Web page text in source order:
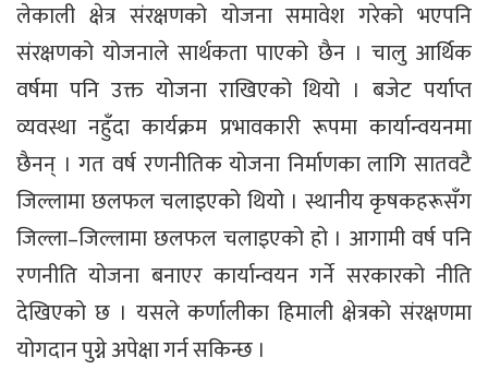
लेकाली क्षेत्र संरक्षणको योजना समावेश गरेको भएपनि
संरक्षणको योजनाले सार्थकता पाएको छैन । चालु आर्थिक
वर्षमा पनि उक्त योजना राखिएको थियो । बजेट पर्याप्त
व्यवस्था नहुँदा कार्यक्रम प्रभावकारी रूपमा कार्यान्वयनमा
छैनन् । गत वर्ष रणनीतिक योजना निर्माणका लागि सातवटै
जिल्लामा छलफल चलाइएको थियो । स्थानीय कृषकहरूसँग
जिल्ला–जिल्लामा छलफल चलाइएको हो । आगामी वर्ष पनि
रणनीति योजना बनाएर कार्यान्वयन गर्ने सरकारको नीति
देखिएको छ । यसले कर्णालीका हिमाली क्षेत्रको संरक्षणमा
योगदान पुग्ने अपेक्षा गर्न सकिन्छ ।